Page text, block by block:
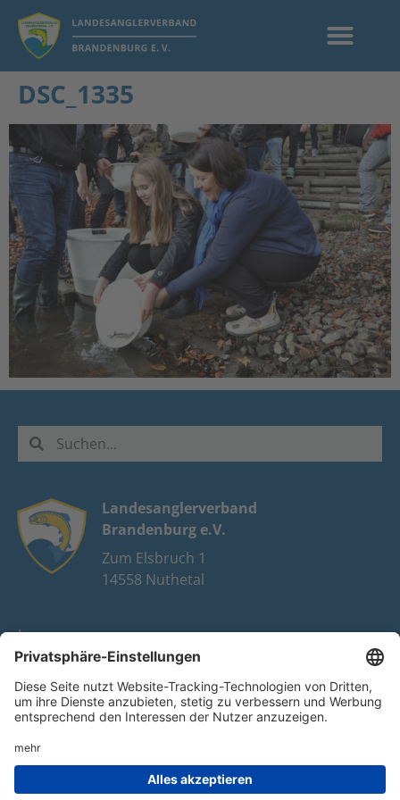
DSC_1335
Landesanglerverband
Brandenburg e.V.
Zum Elsbruch 1
14558 Nuthetal
Impressum
Datenschutz
FAQ